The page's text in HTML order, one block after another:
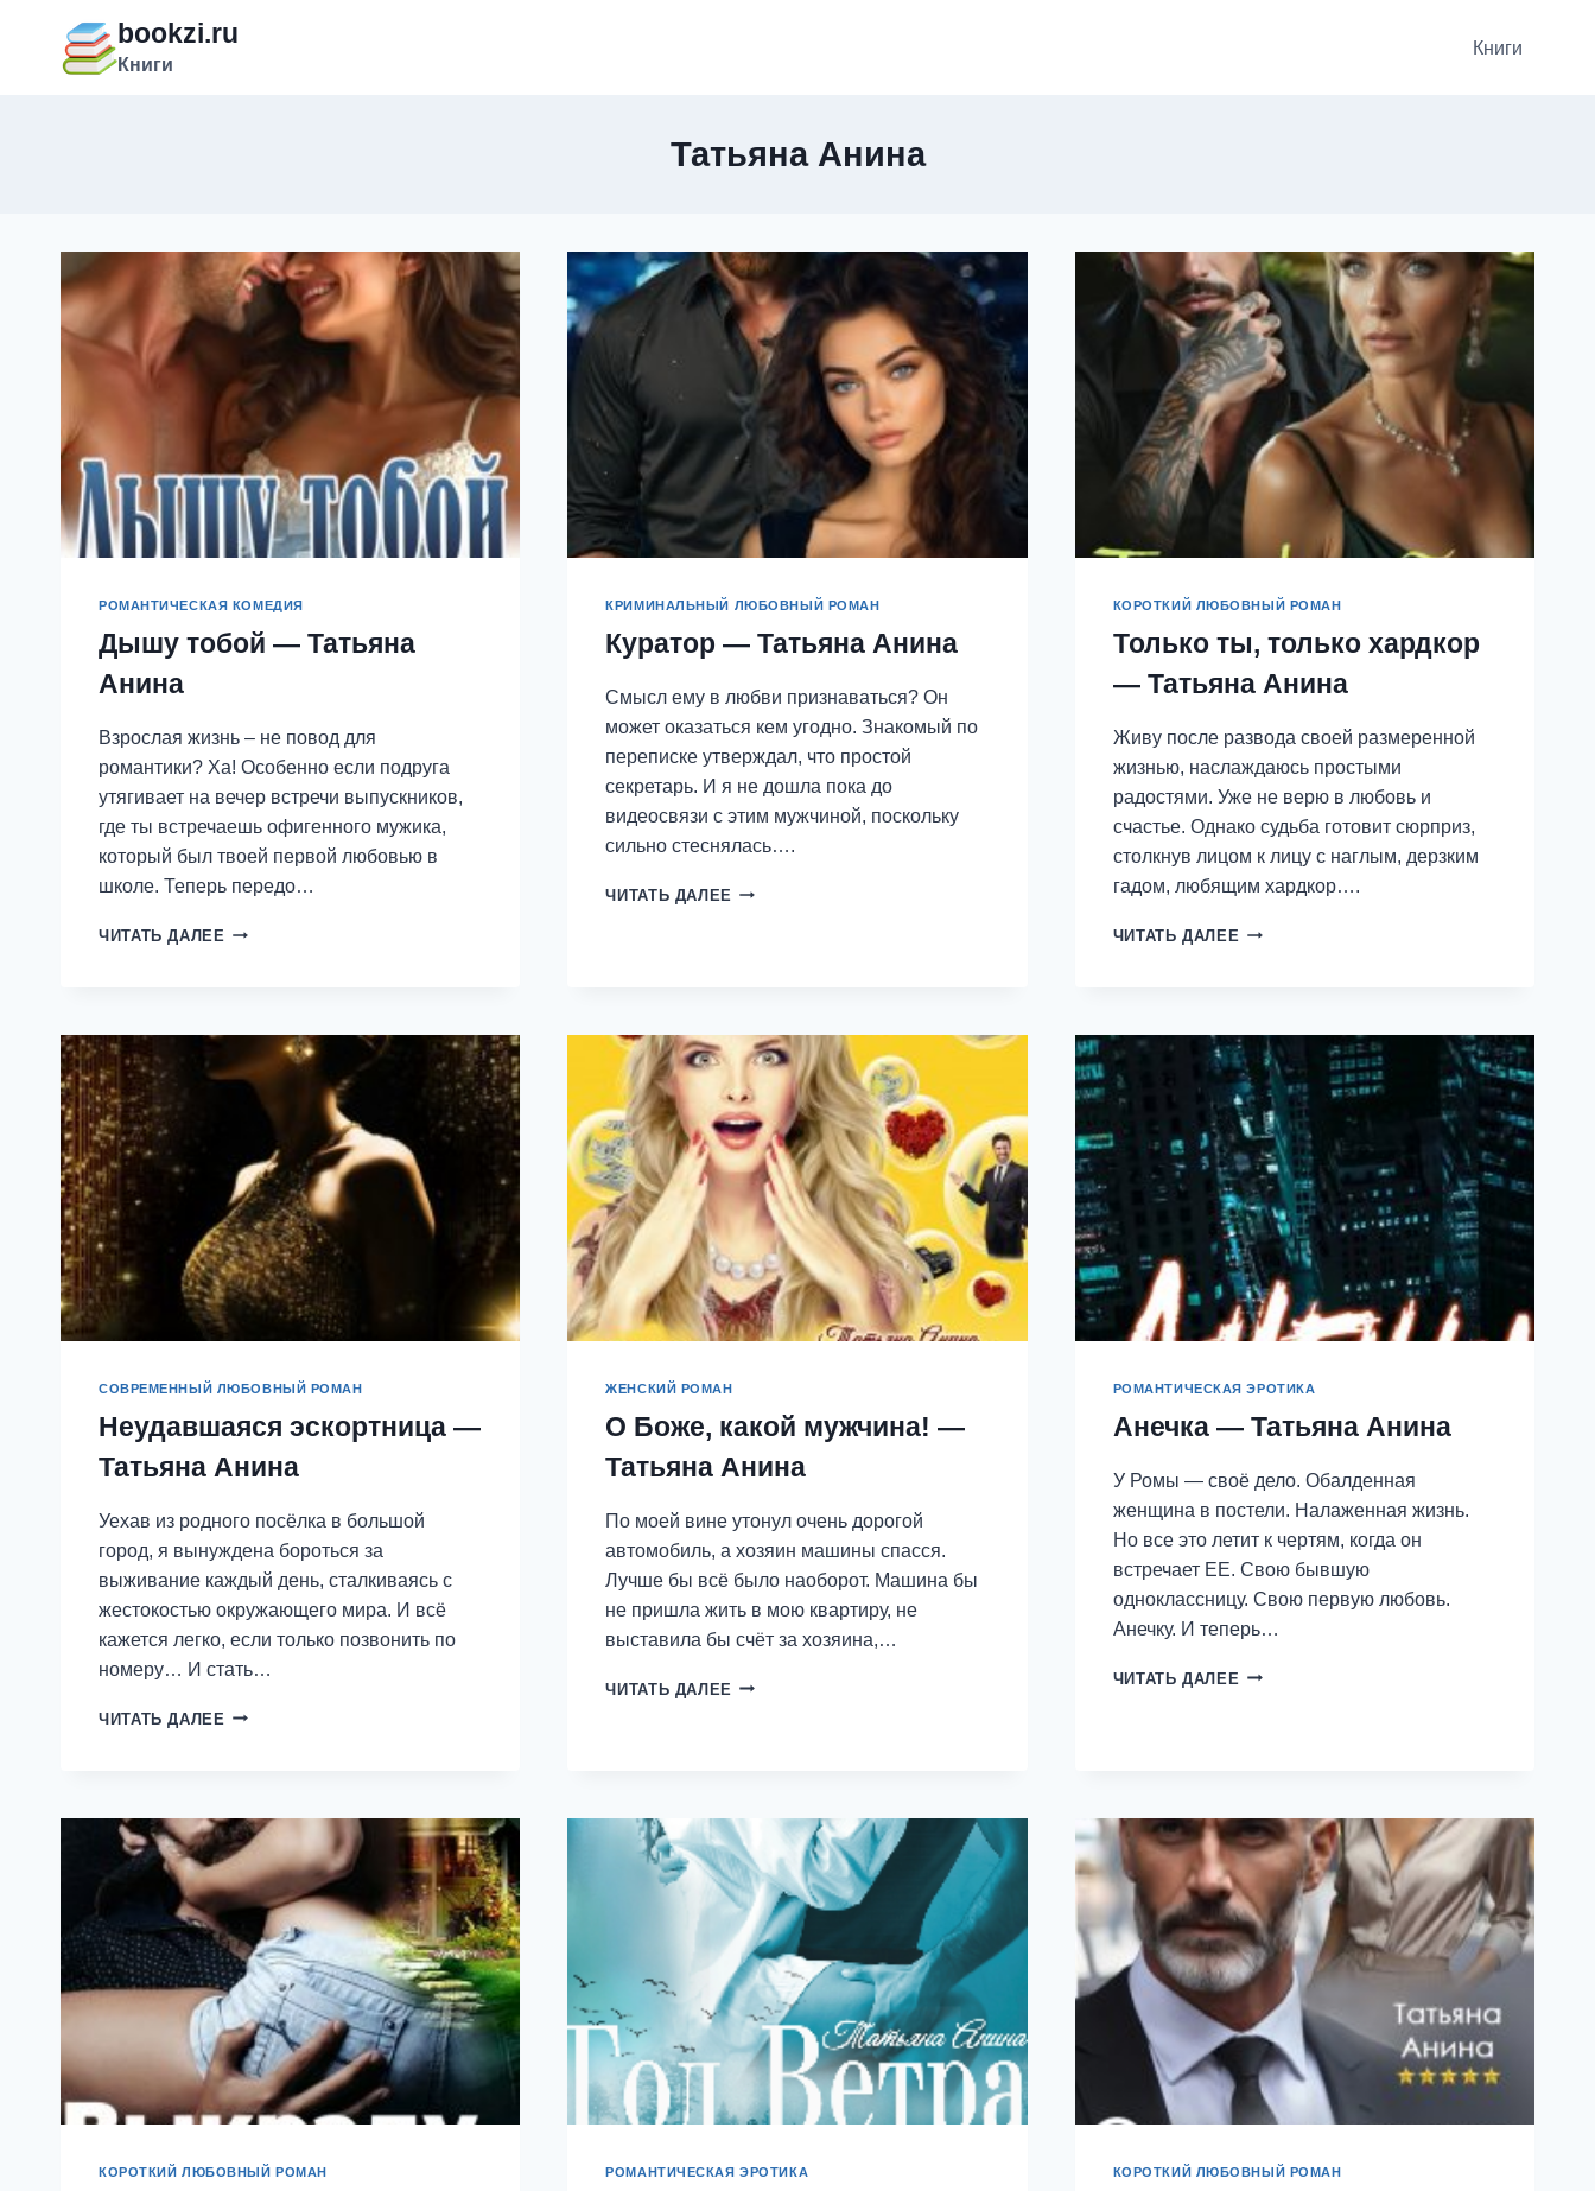
содержимому
bookzi.ru
Книги
Книги
Татьяна Анина
РОМАНТИЧЕСКАЯ КОМЕДИЯ
Дышу тобой — Татьяна
Анина
Взрослая жизнь – не повод для
романтики? Ха! Особенно если подруга
утягивает на вечер встречи выпускников,
где ты встречаешь офигенного мужика,
который был твоей первой любовью в
школе. Теперь передо…
ЧИТАТЬ ДАЛЕЕ ДЫШУ
КРИМИНАЛЬНЫЙ ЛЮБОВНЫЙ РОМАН
Куратор — Татьяна Анина
Смысл ему в любви признаваться? Он
может оказаться кем угодно. Знакомый по
переписке утверждал, что простой
секретарь. И я не дошла пока до
видеосвязи с этим мужчиной, поскольку
сильно стеснялась….
ЧИТАТЬ ДАЛЕЕ КУРАТОР
КОРОТКИЙ ЛЮБОВНЫЙ РОМАН
Только ты, только хардкор
— Татьяна Анина
Живу после развода своей размеренной
жизнью, наслаждаюсь простыми
радостями. Уже не верю в любовь и
счастье. Однако судьба готовит сюрприз,
столкнув лицом к лицу с наглым, дерзким
гадом, любящим хардкор….
ЧИТАТЬ ДАЛЕЕ ТОЛЬКО
ТАТЬЯНА
АНИНА
СОВРЕМЕННЫЙ ЛЮБОВНЫЙ РОМАН
Неудавшаяся эскортница —
Татьяна Анина
Уехав из родного посёлка в большой
город, я вынуждена бороться за
выживание каждый день, сталкиваясь с
жестокостью окружающего мира. И всё
кажется легко, если только позвонить по
номеру… И стать…
ЧИТАТЬ ДАЛЕЕ НЕУДАВШАЯСЯ
ЖЕНСКИЙ РОМАН
О Боже, какой мужчина! —
Татьяна Анина
По моей вине утонул очень дорогой
автомобиль, а хозяин машины спасся.
Лучше бы всё было наоборот. Машина бы
не пришла жить в мою квартиру, не
выставила бы счёт за хозяина,…
ЧИТАТЬ ДАЛЕЕ О
АНИНА
РОМАНТИЧЕСКАЯ ЭРОТИКА
Анечка — Татьяна Анина
У Ромы — своё дело. Обалденная
женщина в постели. Налаженная жизнь.
Но все это летит к чертям, когда он
встречает ЕЕ. Свою бывшую
одноклассницу. Свою первую любовь.
Анечку. И теперь…
ЧИТАТЬ ДАЛЕЕ АНЕЧКА
КОРОТКИЙ ЛЮБОВНЫЙ РОМАН РОМАНТИЧЕСКАЯ ЭРОТИКА КОРОТКИЙ ЛЮБОВНЫЙ РОМАН